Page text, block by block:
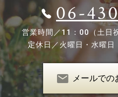
06-
営業時間／11：00（土日
定休日／火曜日・水曜日
メールで